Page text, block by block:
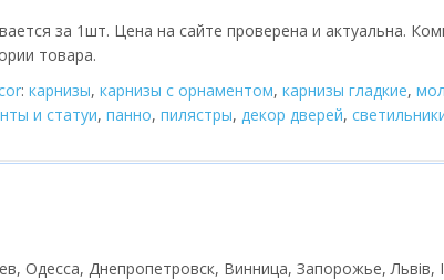
за 1шт. Цена на сайте проверена и актуальна.
товара.
: карнизы, карнизы с орнаментом, карнизы гладкие,
и статуи, панно, пилястры, декор дверей,
Одесса, Днепропетровск, Винница, Запорожье, Львів,